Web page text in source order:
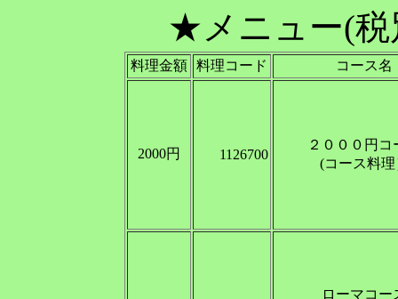
★メニュー(税
料理金額 料理コード コース名
2000円 1126700
２０００円コ
(コース料理
ローマコー